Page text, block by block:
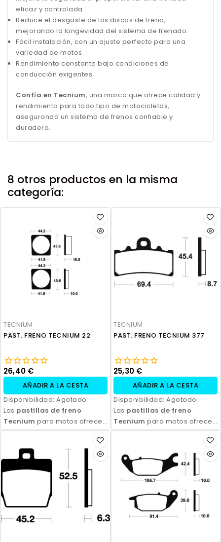
eficaz y controlada.
Reduce el desgaste de los discos de freno,
mejorando la longevidad del sistema de frenado.
Fácil instalación, con un ajuste perfecto para una
variedad de motos.
Rendimiento constante bajo condiciones de
conducción exigentes.
Confía en Tecnium, una marca que ofrece calidad y
rendimiento para todo tipo de motocicletas,
asegurando un sistema de frenos confiable y
duradero.
8 otros productos en la misma
categoría:
TECNIUM
PAST. FRENO TECNIUM 22
26,40 €
AÑADIR A LA CESTA
Disponibilidad: Agotado
Las pastillas de freno
Tecnium para motos ofrecen
un rendimiento de frenado
durabilidad y eficiencia.
orgánicos, semi-metálicos y
para todo tipo de
motocicletas y condiciones
de conducción. Con fácil
TECNIUM
PAST. FRENO TECNIUM 377
25,30 €
AÑADIR A LA CESTA
Disponibilidad: Agotado
Las pastillas de freno
Tecnium para motos ofrecen
un rendimiento de frenado
durabilidad y eficiencia.
Disponibles en compuestos
orgánicos, semi-metálicos y
para todo tipo de
motocicletas y condiciones
de conducción. Con fácil